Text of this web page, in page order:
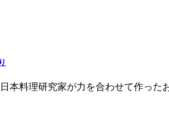
本料理研究家が力を合わせて作っ